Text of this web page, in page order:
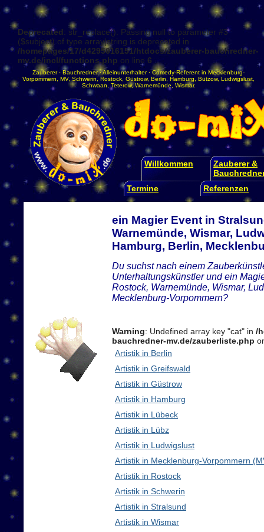
Deprecated: str_replace(): Passing null to parameter #3
($subject) of type array|string is deprecated in
/homepages/17/d4295016151/htdocs/zauberer-bauchredner-
mv.de/incl/functions.php on line 6
Zauberer·Bauchredner·Alleinunterhalter· Comedy-Referent in Mecklenburg-
Vorpommern
MV, Schwerin Rostock Güstrow, Berlin Hamburg Bützow, Ludwigslust
Schwaan ,Teterow,Warnemünde Wismar.
Willkommen
Zauberer &
Termine
Referenzen
ein Magier Event in
Warnemünde, Wismar,
Hamburg, Berlin,
Du suchst nach einem
Unterhaltungskünstler und ein
Rostock, Warnemünde, Wismar,
Mecklenburg-Vorpommern?
Warning: Undefined array key "cat" in /
bauchredner-mv.de/zauberliste.php
Artistik in Berlin
Artistik in Greifswald
Artistik in Güstrow
Artistik in Hamburg
Artistik in Lübeck
Artistik in Lübz
Artistik in Ludwigslust
Artistik in Mecklenburg-Vorpommern
Artistik in Rostock
Artistik in Schwerin
Artistik in Stralsund
Artistik in Wismar